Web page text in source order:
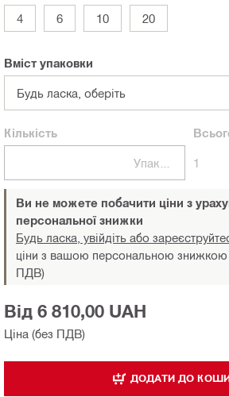
4
6 10 20
Вміст упаковки
Будь ласка, оберіть
Кількість
Упаковки 1
Ви не можете побачити ціни з
персональної знижки
Будь ласка, увійдіть або
ціни з вашою персональною знижкою
ПДВ)
Ціна (без ПДВ)
Від 6 810,00 UAH
ДОДАТИ ДО